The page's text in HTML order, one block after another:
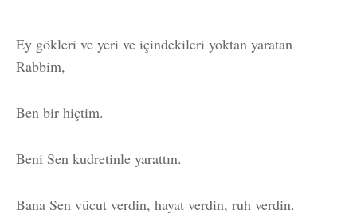
Ey gökleri ve yeri ve içindekileri yoktan yaratan
Rabbim,
Ben bir hiçtim.
Beni Sen kudretinle yarattın.
Bana Sen vücut verdin, hayat verdin, ruh verdin.